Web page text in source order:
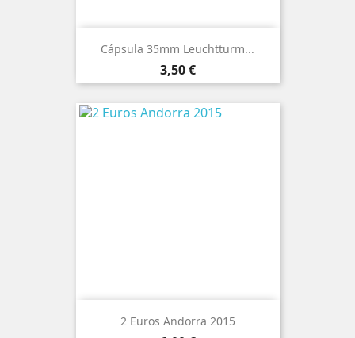
Cápsula 35mm Leuchtturm...
Preço
3,50 €
2 Euros Andorra 2015